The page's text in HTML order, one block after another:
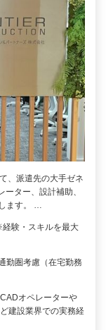
、派遣先の大手ゼネ
ター、設計補助、
ます。 …
験・スキルを最大
勤圏考慮（在宅勤務
オペレーターや
建設業界での実務経